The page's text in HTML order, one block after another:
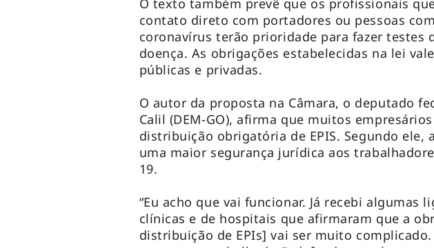
O texto também prevê que os profissionais
contato direto com portadores ou pessoas
coronavírus terão prioridade para fazer testes
doença. As obrigações estabelecidas na lei
públicas e privadas.
O autor da proposta na Câmara, o deputado
Calil (DEM-GO), afirma que muitos
distribuição obrigatória de EPIS. Segundo ele,
uma maior segurança jurídica aos
19.
“Eu acho que vai funcionar. Já recebi algumas
clínicas e de hospitais que afirmaram que a
distribuição de EPIs] vai ser muito